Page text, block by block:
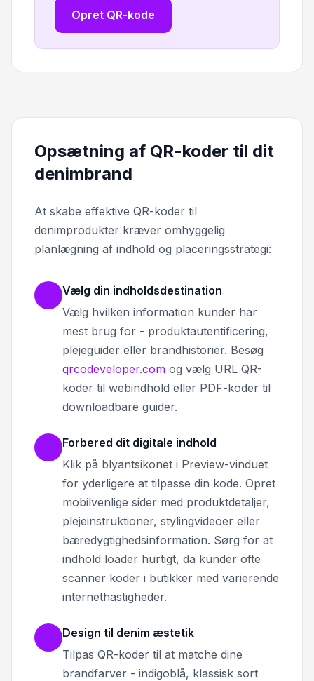
Opret QR-kode
Opsætning af QR-koder til dit
denimbrand
At skabe effektive QR-koder til
denimprodukter kræver omhyggelig
planlægning af indhold og placeringsstrategi:
Vælg din indholdsdestination
Vælg hvilken information kunder har
mest brug for - produktautentificering,
plejeguider eller brandhistorier. Besøg
qrcodeveloper.com og vælg URL QR-
koder til webindhold eller PDF-koder til
downloadbare guider.
Forbered dit digitale indhold
Klik på blyantsikonet i Preview-vinduet
for yderligere at tilpasse din kode. Opret
mobilvenlige sider med produktdetaljer,
plejeinstruktioner, stylingvideoer eller
bæredygtighedsinformation. Sørg for at
indhold loader hurtigt, da kunder ofte
scanner koder i butikker med varierende
internethastigheder.
Design til denim æstetik
Tilpas QR-koder til at matche dine
brandfarver - indigoblå, klassisk sort